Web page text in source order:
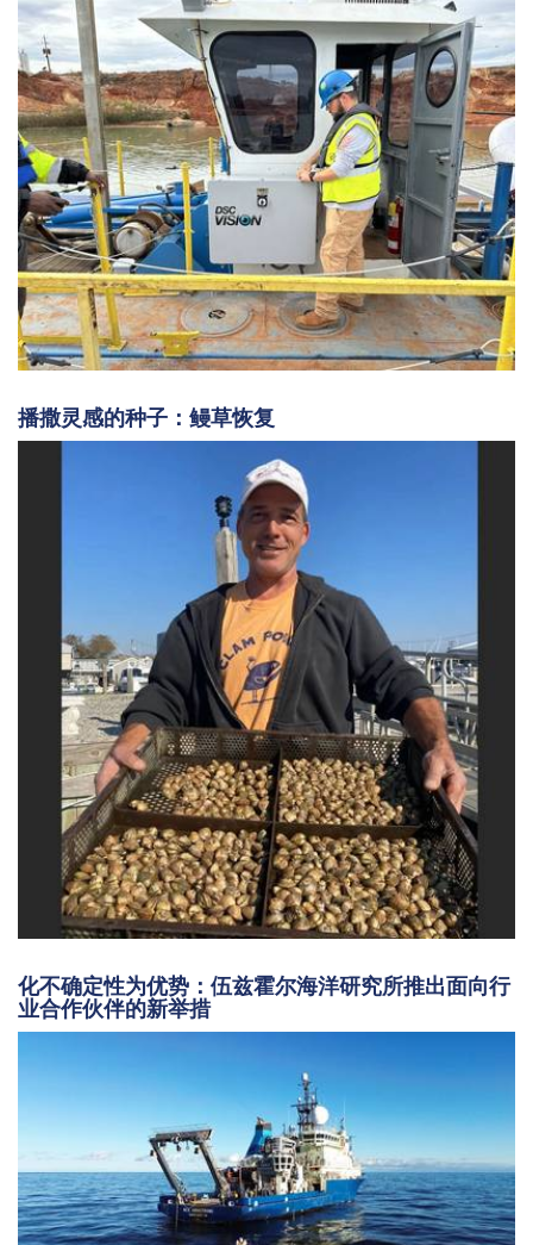
播撒灵感的种子：鳗草恢复
化不确定性为优势：伍兹霍尔海洋研究所推出面向行
业合作伙伴的新举措